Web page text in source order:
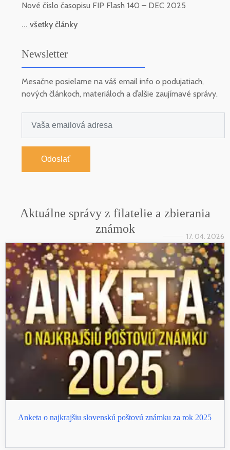
Nové číslo časopisu FIP Flash 140 – DEC 2025
... všetky články
Newsletter
Mesačne posielame na váš email info o podujatiach,
nových článkoch, materiáloch a ďalšie zaujímavé správy.
Odoslať
Aktuálne správy z filatelie a zbierania
známok
17. 04. 2026
Anketa o najkrajšiu slovenskú poštovú známku za rok 2025